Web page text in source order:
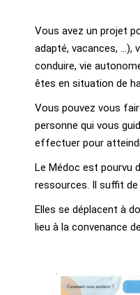
Vous avez un projet
adapté, vacances, …),
conduire, vie
êtes en situation de
Vous pouvez vous
personne qui vous
effectuer pour
Le Médoc est pourvu
ressources. Il suffit de
Elles se déplacent à
lieu à la convenance